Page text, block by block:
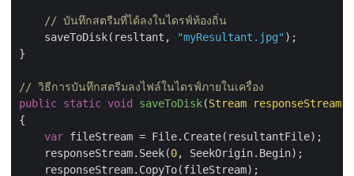
// บันทึกสตรีมที่ได้ลงในไดรฟ์ท้องถิ่น
    saveToDisk(resltant,
"myResultant.jpg" );
}
// วิธีการบันทึกสตรีมลงไฟล์ในไดรฟ์ภายในเครื่อง
public static void saveToDisk(Stream
{
var fileStream = File.Create(resultantFile);
    responseStream.Seek(
0, SeekOrigin.Begin);
    responseStream.CopyTo(fileStream);